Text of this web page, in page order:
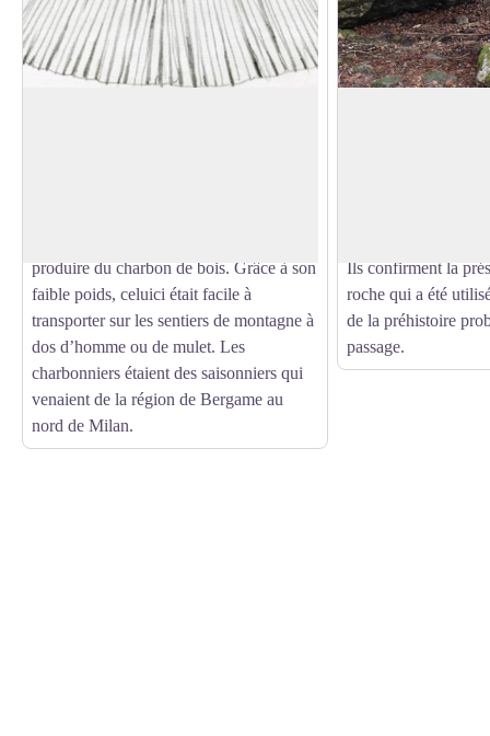
produire du charbon de bois. Grâce à son
faible poids, celuici était facile à
transporter sur les sentiers de montagne à
dos d’homme ou de mulet. Les
charbonniers étaient des saisonniers qui
venaient de la région de Bergame au
nord de Milan.
Ils confirment la
roche qui a été
de la préhistoire
passage.